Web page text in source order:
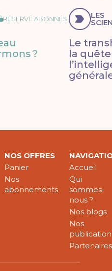
RÉSERVÉ ABONNÉS
?
LES
Le
la
NOS OFFRES
Panier
Nos
abonnements
Accueil
Qui
sommes-
nous ?
Nos blogs
Nos
Partenaires